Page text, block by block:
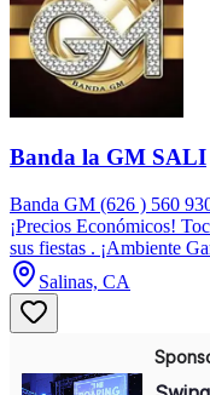
Banda la GM SALI
Banda GM (626 ) 560
¡Precios Económicos!
sus fiestas . ¡Ambiente
Salinas, CA